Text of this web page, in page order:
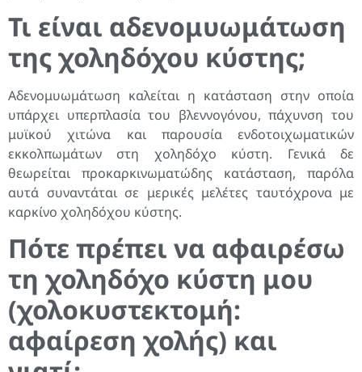
Τι είναι αδενομυωμάτωση
της χοληδόχου κύστης;
Αδενομυωμάτωση καλείται η κατάσταση στην οποία
υπάρχει υπερπλασία του βλεννογόνου, πάχυνση του
μυϊκού χιτώνα και παρουσία ενδοτοιχωματικών
εκκολπωμάτων στη χοληδόχο κύστη. Γενικά δε
θεωρείται προκαρκινωματώδης κατάσταση, παρόλα
αυτά συναντάται σε μερικές μελέτες ταυτόχρονα με
καρκίνο χοληδόχου κύστης.
Πότε πρέπει να αφαιρέσω
τη χοληδόχο κύστη μου
(χολοκυστεκτομή:
αφαίρεση χολής) και